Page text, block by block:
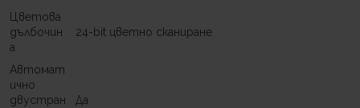
Цветова
дълбочин
а
24-bit цветно сканиране
Автомат
ично
двустран
Да